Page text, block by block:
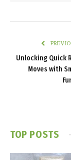
Unlocking Quick
Moves with
TOP POSTS